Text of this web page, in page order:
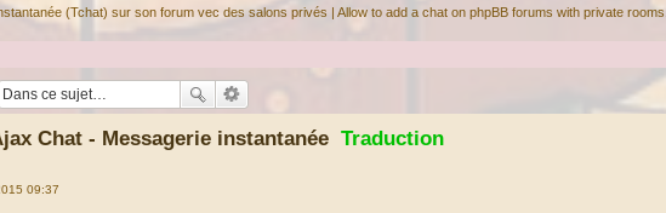
(Tchat) sur son forum vec des salons privés | Allow to add a chat on phpBB forums with private rooms.
Chat - Messagerie instantanée Traduction
09:37